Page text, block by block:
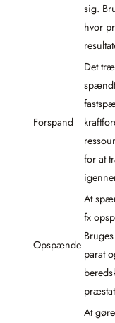
sig.
hvor
Forspand
Det
for at
Opspænde
At
fx
parat
At